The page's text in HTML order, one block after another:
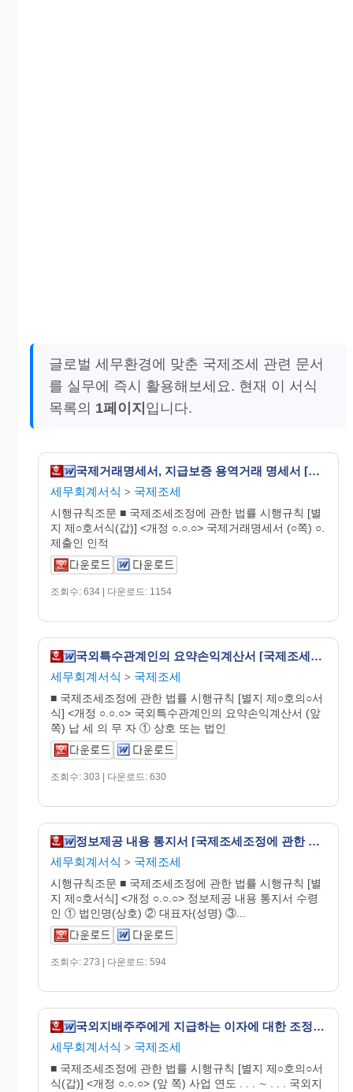
글로벌 세무환경에 맞춘 국제조세 관련 문서
를 실무에 즉시 활용해보세요. 현재 이 서식
목록의 1페이지 입니다.
국제거래명세서, 지급보증 용역거래 명세서 [국제조세조정에 관한 법률 시행규칙 서식8]
세무회계서식 > 국제조세
시행규칙조문 ■ 국제조세조정에 관한 법률 시행규칙 [별
지 제○호서식(갑)] <개정 ○.○.○> 국제거래명세서 (○쪽) ○.
제출인 인적
조회수: 634 | 다운로드: 1154
국외특수관계인의 요약손익계산서 [국제조세조정에 관한 법률 시행규칙 서식8의2]
세무회계서식 > 국제조세
■ 국제조세조정에 관한 법률 시행규칙 [별지 제○호의○서
식] <개정 ○.○.○> 국외특수관계인의 요약손익계산서 (앞
쪽) 납 세 의 무 자 ① 상호 또는 법인
조회수: 303 | 다운로드: 630
정보제공 내용 통지서 [국제조세조정에 관한 법률 시행규칙 서식20]
세무회계서식 > 국제조세
시행규칙조문 ■ 국제조세조정에 관한 법률 시행규칙 [별
지 제○호서식] <개정 ○.○.○> 정보제공 내용 통지서 수령
인 ① 법인명(상호) ② 대표자(성명) ③...
조회수: 273 | 다운로드: 594
국외지배주주에게 지급하는 이자에 대한 조정 명세서, 외국은행 국내지점이 국외지배주주로부터 차입한 금액의 적수계산 명세서 [국제조세조정에 관한 법률 시행규칙 서식10의2]
세무회계서식 > 국제조세
■ 국제조세조정에 관한 법률 시행규칙 [별지 제○호의○서
식(갑)] <개정 ○.○.○> (앞 쪽) 사업 연도 . . . ∼ . . . 국외지